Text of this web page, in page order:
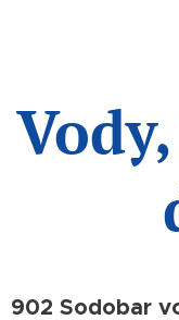
902 Sodobar